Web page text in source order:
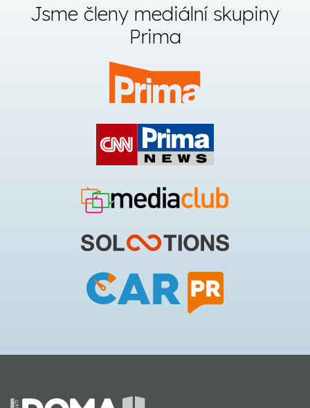
Jsme členy mediální skupiny
Prima